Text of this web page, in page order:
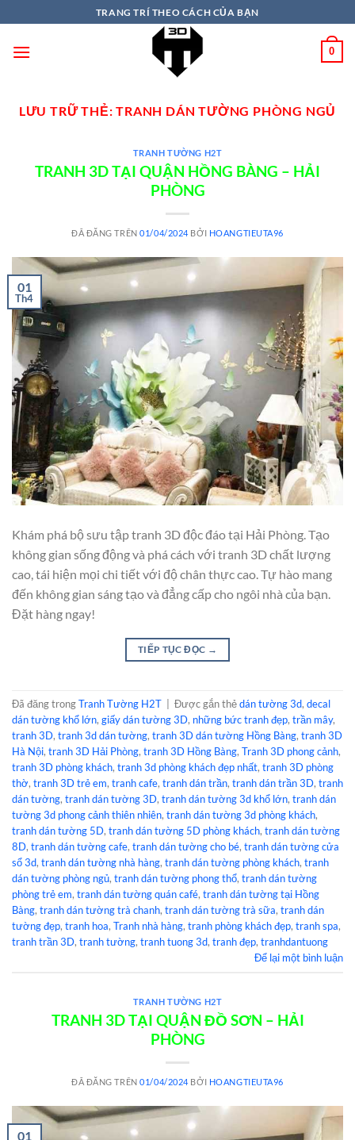
TRANG TRÍ THEO CÁCH CỦA BẠN
0
LƯU TRỮ THẺ:TRANH DÁN TƯỜNG PHÒNG NGỦ
TRANH TƯỜNG H2T
TRANH 3D TẠI QUẬN HỒNG BÀNG – HẢI
PHÒNG
ĐÃ ĐĂNG TRÊN01/04/2024 BỞI HOANGTIEUTA96
01
Th4
Khám phá bộ sưu tập tranh 3D độc đáo tại Hải Phòng. Tạo
không gian sống động và phá cách với tranh 3D chất lượng
cao, tái hiện mọi chi tiết với độ chân thực cao. Tự hào mang
đến không gian sáng tạo và đẳng cấp cho ngôi nhà của bạn.
Đặt hàng ngay!
TIẾP TỤC ĐỌC →
Đã đăng trongTranh Tường H2T Được gắn thẻdán tường 3d, decal
dán tường khổ lớn, giấy dán tường 3D, những bức tranh đẹp, trần mây,
tranh 3D, tranh 3d dán tường, tranh 3D dán tường Hồng Bàng, tranh 3D
Hà Nội, tranh 3D Hải Phòng, tranh 3D Hồng Bàng, Tranh 3D phong cảnh,
tranh 3D phòng khách, tranh 3d phòng khách đẹp nhất, tranh 3D phòng
thờ, tranh 3D trẻ em, tranh cafe, tranh dán trần, tranh dán trần 3D, tranh
dán tường, tranh dán tường 3D, tranh dán tường 3d khổ lớn, tranh dán
tường 3d phong cảnh thiên nhiên, tranh dán tường 3d phòng khách,
tranh dán tường 5D, tranh dán tường 5D phòng khách, tranh dán tường
8D, tranh dán tường cafe, tranh dán tường cho bé, tranh dán tường cửa
sổ 3d, tranh dán tường nhà hàng, tranh dán tường phòng khách, tranh
dán tường phòng ngủ, tranh dán tường phong thổ, tranh dán tường
phòng trẻ em, tranh dán tường quán café, tranh dán tường tại Hồng
Bàng, tranh dán tường trà chanh, tranh dán tường trà sữa, tranh dán
tường đẹp, tranh hoa, Tranh nhà hàng, tranh phòng khách đẹp, tranh spa,
tranh trần 3D, tranh tường, tranh tuong 3d, tranh đẹp, tranhdantuong
Để lại một bình luận
TRANH TƯỜNG H2T
TRANH 3D TẠI QUẬN ĐỒ SƠN – HẢI
PHÒNG
ĐÃ ĐĂNG TRÊN01/04/2024 BỞI HOANGTIEUTA96
01